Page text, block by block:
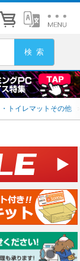
トイレマットその他